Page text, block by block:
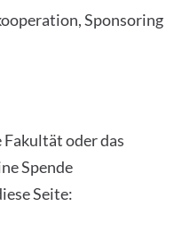
Sponsoring
oder das
Spende
Seite: